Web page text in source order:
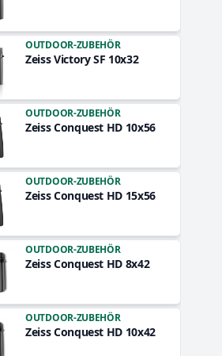
OUTDOOR-ZUBEHÖR
Zeiss Victory SF 10x32
OUTDOOR-ZUBEHÖR
Zeiss Conquest HD 10x56
OUTDOOR-ZUBEHÖR
Zeiss Conquest HD 15x56
OUTDOOR-ZUBEHÖR
Zeiss Conquest HD 8x42
OUTDOOR-ZUBEHÖR
Zeiss Conquest HD 10x42